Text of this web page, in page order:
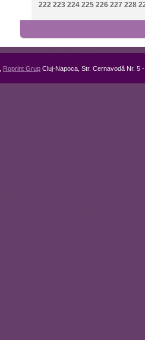
222 223 224 225 226 227 228
Roprint Grup Cluj-Napoca, Str. Cernavodă Nr. 5